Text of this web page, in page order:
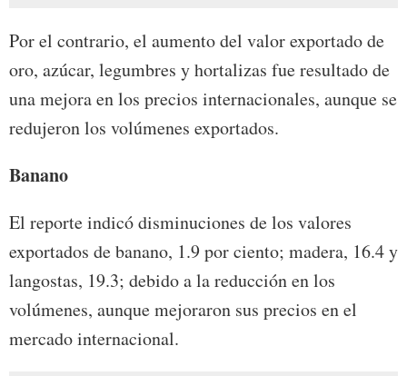
Por el contrario, el aumento del valor exportado de
oro, azúcar, legumbres y hortalizas fue resultado de
una mejora en los precios internacionales, aunque se
redujeron los volúmenes exportados.
Banano
El reporte indicó disminuciones de los valores
exportados de banano, 1.9 por ciento; madera, 16.4 y
langostas, 19.3; debido a la reducción en los
volúmenes, aunque mejoraron sus precios en el
mercado internacional.